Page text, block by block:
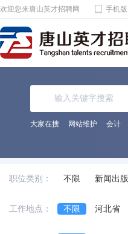
欢迎您来唐山英才招聘网 手机版
大家在搜 网站维护 会计
职位类别： 不限 新闻出版
工作地点：
不限 河北省